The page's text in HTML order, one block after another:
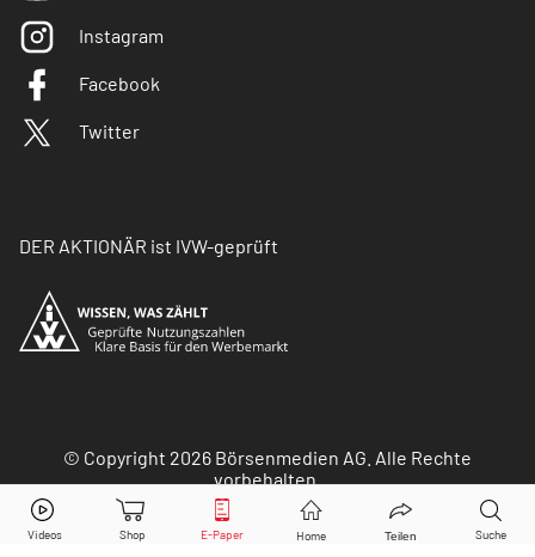
Instagram
Facebook
Twitter
DER AKTIONÄR ist IVW-geprüft
© Copyright 2026 Börsenmedien AG. Alle Rechte
vorbehalten.